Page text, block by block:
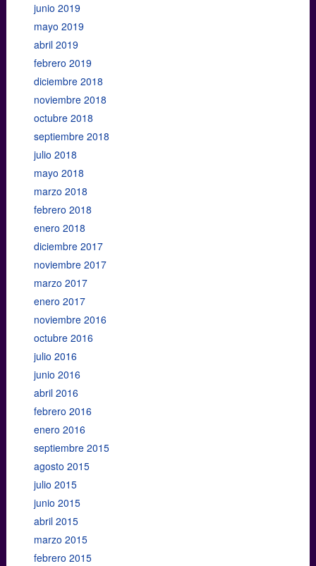
junio 2019
mayo 2019
abril 2019
febrero 2019
diciembre 2018
noviembre 2018
octubre 2018
septiembre 2018
julio 2018
mayo 2018
marzo 2018
febrero 2018
enero 2018
diciembre 2017
noviembre 2017
marzo 2017
enero 2017
noviembre 2016
octubre 2016
julio 2016
junio 2016
abril 2016
febrero 2016
enero 2016
septiembre 2015
agosto 2015
julio 2015
junio 2015
abril 2015
marzo 2015
febrero 2015